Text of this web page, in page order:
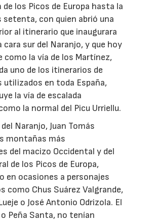
los Picos de Europa hasta la
setenta, con quien abrió una
al itinerario que inaugurara
cara sur del Naranjo, y que hoy
como la vía de los Martínez,
uno de los itinerarios de
utilizados en toda España,
la vía de escalada
la normal del Picu Urriellu.
Naranjo, Juan Tomás
montañas más
del macizo Occidental y del
de los Picos de Europa,
en ocasiones a personajes
como Chus Suárez Valgrande,
o José Antonio Odrizola. El
Peña Santa, no tenían